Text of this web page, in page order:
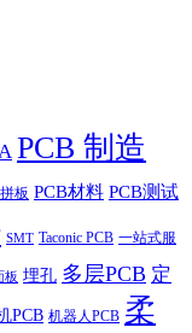
PCB 制造
板 PCB材料 PCB测试
SMT Taconic PCB 一站式服
板 埋孔 多层PCB 定
PCB 机器人PCB 柔